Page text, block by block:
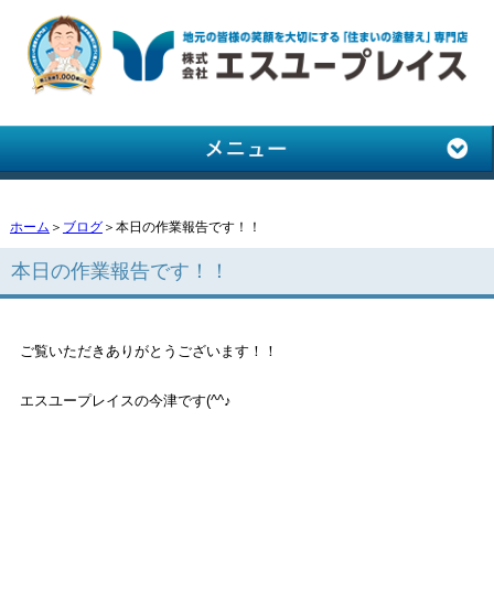
ホーム ＞ ブログ＞本日の作業報告です！！
本日の作業報告です！！
ご覧いただきありがとうございます！！
エスユープレイスの今津です(^^♪